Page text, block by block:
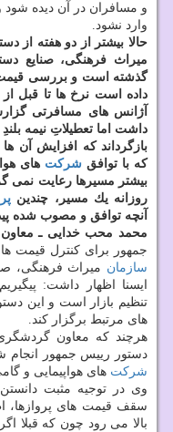
و مسافران در آن دیده شود
وارد نشود.
حالا بیشتر از دو هفته از
میراث فرهنگی، صنایع
گذشته است و بررسی
داده است نرخ ها تا قبل
داشت اما تعطیلاتِ نیمه
بازگرداند كه افزایش آن
كه با توافقشركت های
بیشتر مسیرها رعایت نمی
روزانه یك مسیر، چندین
آنچه توافق و مصوب شده
محمد محب خدایی ـ
جمهور برای كنترل قیمت
سازمان میراث فرهنگی،
ایسنا اظهار داشت:
تنظیم بازار است و این
های مرتبط برگزار كند.
هرچند كه معاون
دستور رییس جمهور انجام
شركت های هواپیمایی و
وی در توجیه مثبت
سقف قیمت های پروازها،
بالا می رود چون كه قبلا